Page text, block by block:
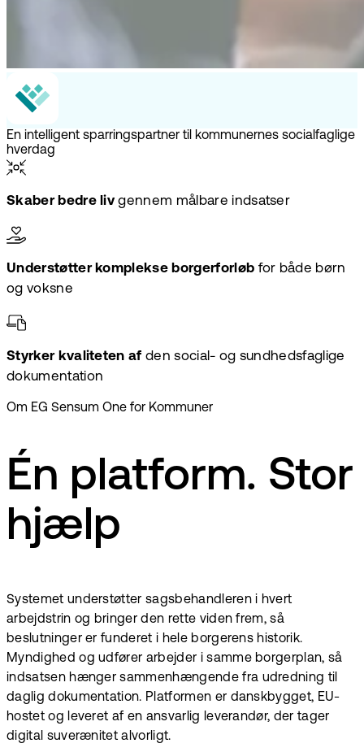
En intelligent sparringspartner til kommunernes socialfaglige
hverdag
Skaber bedre liv gennem målbare indsatser
Understøtter komplekse borgerforløb for både børn
og voksne
Styrker kvaliteten afden social- og sundhedsfaglige
dokumentation
Om EG Sensum One for Kommuner
Én platform. Stor
hjælp
Systemet understøtter sagsbehandleren i hvert
arbejdstrin og bringer den rette viden frem, så
beslutninger er funderet i hele borgerens historik.
Myndighed og udfører arbejder i samme borgerplan, så
indsatsen hænger sammenhængende fra udredning til
daglig dokumentation. Platformen er danskbygget, EU-
hostet og leveret af en ansvarlig leverandør, der tager
digital suverænitet alvorligt.